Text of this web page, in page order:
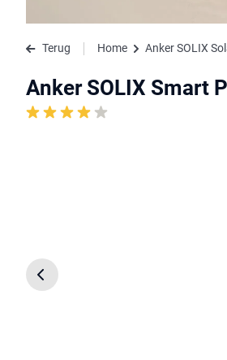
Terug Home Anker SOLIX
Anker SOLIX Smart